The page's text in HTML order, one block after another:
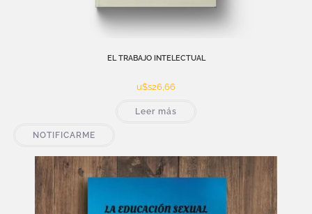
EL TRABAJO INTELECTUAL
u$s26,66
Leer más
NOTIFICARME